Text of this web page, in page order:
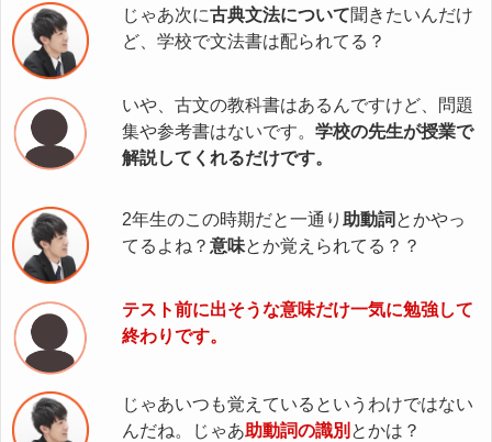
じゃあ次に古典文法について聞きたいんだけ
ど、学校で文法書は配られてる？
いや、古文の教科書はあるんですけど、問題
集や参考書はないです。 学校の先生が授業で
解説してくれるだけです。
2年生のこの時期だと一通り 助動詞 とかやっ
てるよね？ 意味とか覚えられてる？？
テスト前に出そうな意味だけ一気に勉強して
終わりです。
じゃあいつも覚えているというわけではない
んだね。じゃあ助動詞の識別 とかは？